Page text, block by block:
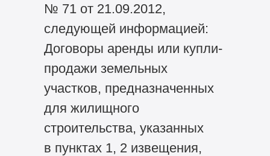
№ 71 от 21.09.2012,
следующей информацией:
Договоры аренды или купли-
продажи земельных
участков, предназначенных
для жилищного
строительства, указанных
в пунктах 1, 2 извещения,